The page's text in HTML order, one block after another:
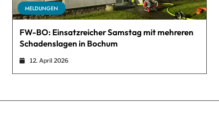
MELDUNGEN
FW-BO: Einsatzreicher Samstag mit mehreren
Schadenslagen in Bochum
12. April 2026